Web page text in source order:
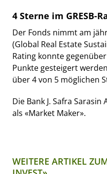
4 Sterne im GRESB-
Der Fonds nimmt am
(Global Real Estate
Rating konnte
Punkte gesteigert
über 4 von 5 möglichen
Die Bank J. Safra
als «Market Maker».
WEITERE ARTIKEL